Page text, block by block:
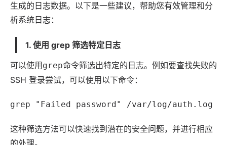
生成的日志数据。以下是一些建议，帮助您有效管理和分
析系统日志：
1. 使用 grep 筛选特定日志
可以使用 grep命令筛选出特定的日志。例如要查找失败的
SSH 登录尝试，可以使用以下命令：
grep "Failed password" /var/log/auth.log
这种筛选方法可以快速找到潜在的安全问题，并进行相应